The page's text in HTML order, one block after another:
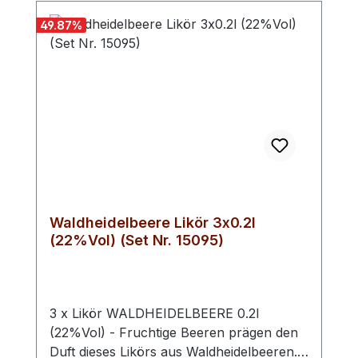
49.87%
Waldheidelbeere Likör 3x0.2l
(22%Vol) (Set Nr. 15095)
3 x Likör WALDHEIDELBEERE 0.2l
(22%Vol) - Fruchtige Beeren prägen den
Duft dieses Likörs aus Waldheidelbeeren.